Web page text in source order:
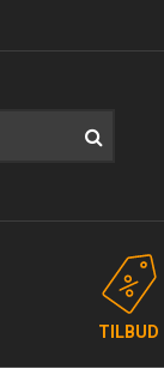
TILBUD